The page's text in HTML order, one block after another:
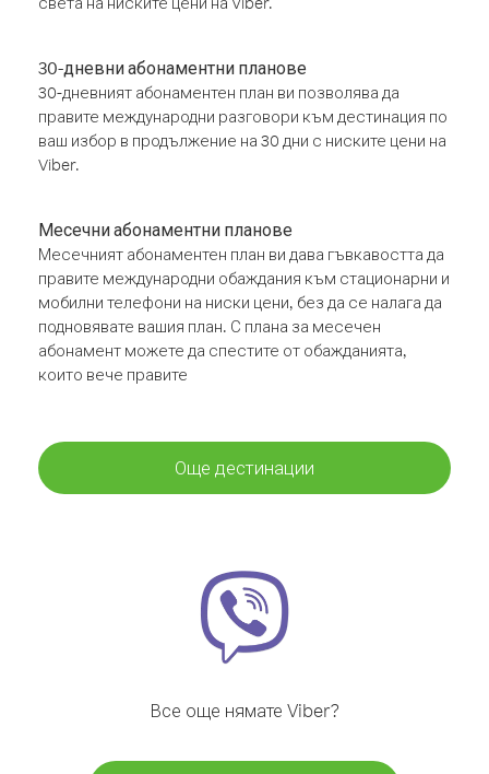
30-дневни абонаментни планове
30-дневният абонаментен план ви позволява да
правите международни разговори към дестинация по
ваш избор в продължение на 30 дни с ниските цени на
Viber.
Месечни абонаментни планове
Месечният абонаментен план ви дава гъвкавостта да
правите международни обаждания към стационарни и
мобилни телефони на ниски цени, без да се налага да
подновявате вашия план. С плана за месечен
абонамент можете да спестите от обажданията,
които вече правите
Още дестинации
Все още нямате Viber?